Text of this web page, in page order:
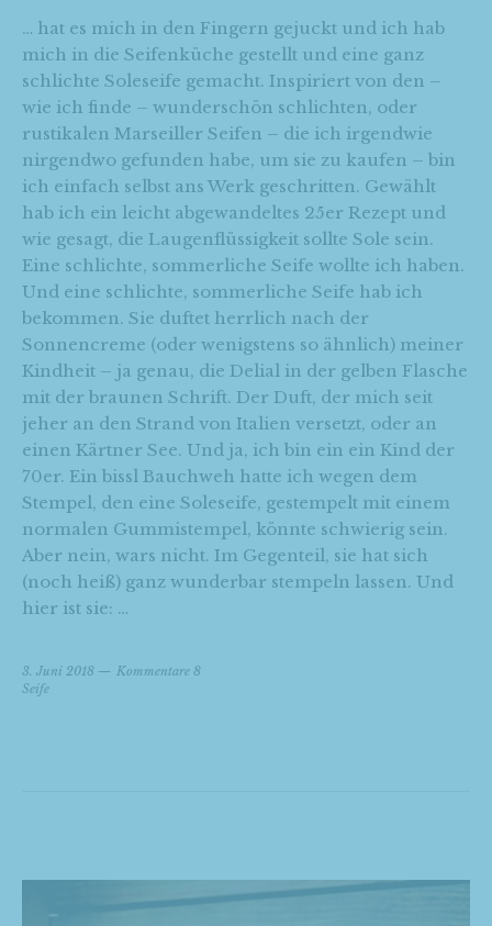
… hat es mich in den Fingern gejuckt und ich hab
mich in die Seifenküche gestellt und eine ganz
schlichte Soleseife gemacht. Inspiriert von den –
wie ich finde – wunderschön schlichten, oder
rustikalen Marseiller Seifen – die ich irgendwie
nirgendwo gefunden habe, um sie zu kaufen – bin
ich einfach selbst ans Werk geschritten. Gewählt
hab ich ein leicht abgewandeltes 25er Rezept und
wie gesagt, die Laugenflüssigkeit sollte Sole sein.
Eine schlichte, sommerliche Seife wollte ich haben.
Und eine schlichte, sommerliche Seife hab ich
bekommen. Sie duftet herrlich nach der
Sonnencreme (oder wenigstens so ähnlich) meiner
Kindheit – ja genau, die Delial in der gelben Flasche
mit der braunen Schrift. Der Duft, der mich seit
jeher an den Strand von Italien versetzt, oder an
einen Kärtner See. Und ja, ich bin ein ein Kind der
70er. Ein bissl Bauchweh hatte ich wegen dem
Stempel, den eine Soleseife, gestempelt mit einem
normalen Gummistempel, könnte schwierig sein.
Aber nein, wars nicht. Im Gegenteil, sie hat sich
(noch heiß) ganz wunderbar stempeln lassen. Und
hier ist sie: …
3. Juni 2018
Kommentare 8
Seife